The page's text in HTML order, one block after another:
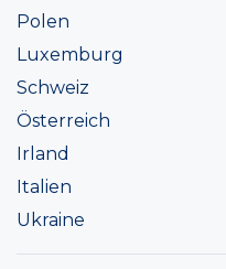
Polen
Luxemburg
Schweiz
Österreich
Irland
Italien
Ukraine